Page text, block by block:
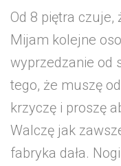
Od 8 piętra czuje,
Mijam kolejne
wyprzedzanie od
tego, że muszę
krzyczę i proszę
Walczę jak
fabryka dała.